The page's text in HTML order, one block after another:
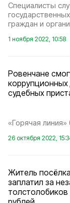
Специалисты
граждан и
1 ноября 2022, 10:58
Ровенчане
коррупционных
судебных
«Горячая
26 октября 2022,
Житель
заплатил за